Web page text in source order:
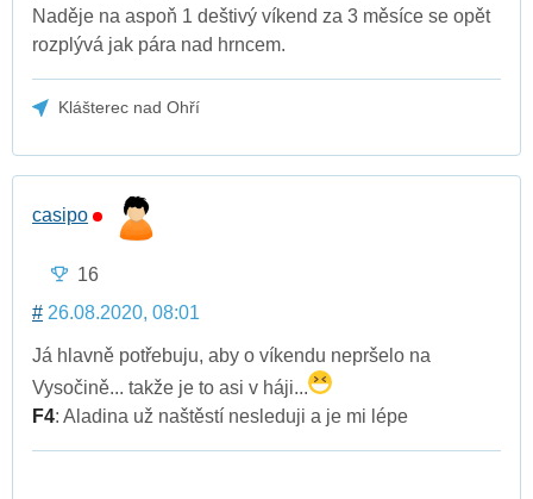
Naděje na aspoň 1 deštivý víkend za 3 měsíce se opět
rozplývá jak pára nad hrncem.
Klášterec nad Ohří
casipo
16
# 26.08.2020, 08:01
Já hlavně potřebuju, aby o víkendu nepršelo na
Vysočině... takže je to asi v háji...
F4: Aladina už naštěstí nesleduji a je mi lépe